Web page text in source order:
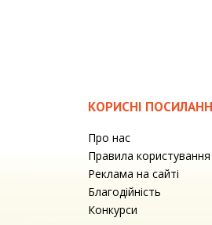
КОРИСНІ
Про нас
Правила
Реклама на сайті
Благодійність
Конкурси